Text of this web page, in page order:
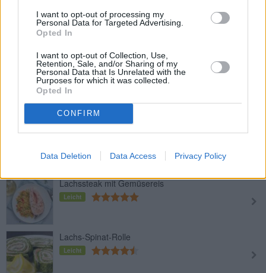
I want to opt-out of processing my
Personal Data for Targeted Advertising.
Opted In
I want to opt-out of Collection, Use,
Retention, Sale, and/or Sharing of my
Personal Data that Is Unrelated with the
Purposes for which it was collected.
Opted In
CONFIRM
Data Deletion Data Access Privacy Policy
Leckere Fischlaibchen
Leicht
Gegrilltes Lachssteak in
Weinmarinade
Leicht
Kräuterlachs
Lachssteak mit Gemüsereis
Leicht
Lachs-Spinat-Rolle
Leicht